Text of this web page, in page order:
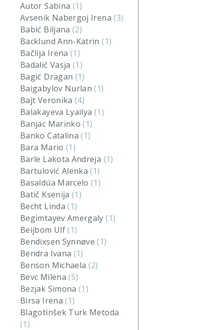
Autor Sabina (1)
Avsenik Nabergoj Irena(3)
Babić Biljana(2)
Backlund Ann-Katrin(1)
Bačlija Irena(1)
Badalič Vasja(1)
Bagić Dragan (1)
Baigabylov Nurlan(1)
Bajt Veronika(4)
Balakayeva Lyailya (1)
Banjac Marinko(1)
Banko Catalina(1)
Bara Mario (1)
Barle Lakota Andreja (1)
Bartulović Alenka(1)
Basaldúa Marcelo(1)
Batič Ksenija(1)
Becht Linda(1)
Begimtayev Amergaly(1)
Beijbom Ulf(1)
Bendixsen Synnøve(1)
Bendra Ivana (1)
Benson Michaela (2)
Bevc Milena(5)
Bezjak Simona(1)
Birsa Irena(1)
Blagotinšek Turk Metoda
(1)